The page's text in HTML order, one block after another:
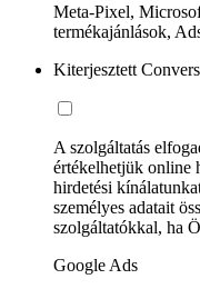
Meta-Pixel,
termékajánlások,
Kiterjesztett
A szolgáltatás
értékelhetjük online
hirdetési
személyes adatait
szolgáltatókkal, ha
Google Ads